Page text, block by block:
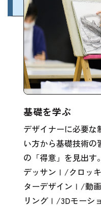
基礎を学ぶ
デザイナーに必要な
い方から基礎技術
の「得意」を見出す。
デッサンⅠ/クロッ
ターデザインⅠ/動
リングⅠ/3Dモーシ